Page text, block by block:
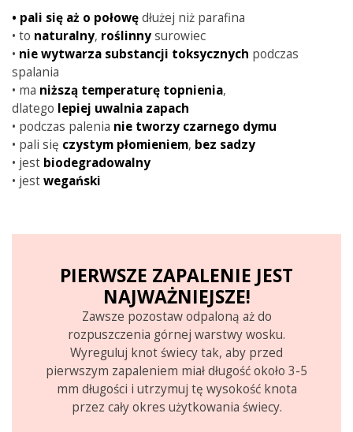
• pali się aż o połowędłużej niż parafina
• to naturalny, roślinnysurowiec
• nie wytwarza substancji toksycznych podczas
spalania
• ma niższą temperaturę topnienia,
dlatego lepiej uwalnia zapach
• podczas palenia nie tworzy czarnego dymu
• pali się czystym płomieniem, bez sadzy
• jest biodegradowalny
• jestwegański
PIERWSZE ZAPALENIE JEST
NAJWAŻNIEJSZE!
Zawsze pozostaw odpaloną aż do
rozpuszczenia górnej warstwy wosku.
Wyreguluj knot świecy tak, aby przed
pierwszym zapaleniem miał długość około 3-5
mm długości i utrzymuj tę wysokość knota
przez cały okres użytkowania świecy.